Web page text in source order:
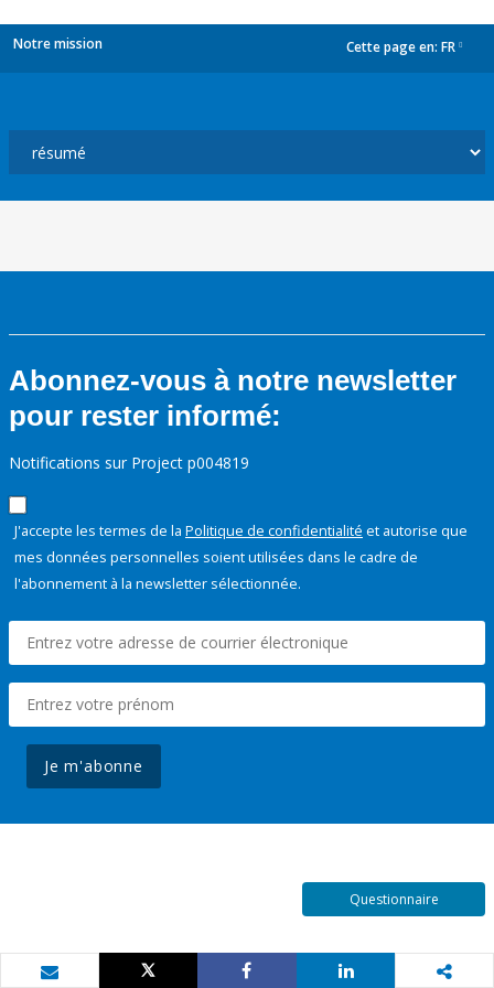
Notre mission Cette page en: FR
Abonnez-vous à notre newsletter
pour rester informé:
Notifications sur Project p004819
J'accepte les termes de la Politique de confidentialité et autorise que
mes données personnelles soient utilisées dans le cadre de
l'abonnement à la newsletter sélectionnée.
Je m'abonne
Questionnaire